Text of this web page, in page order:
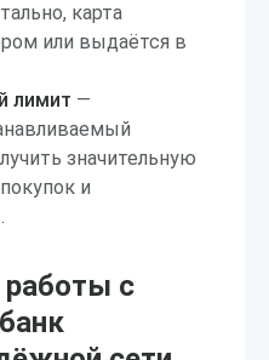
карта
или выдаётся в
лимит —
значительную
и
с